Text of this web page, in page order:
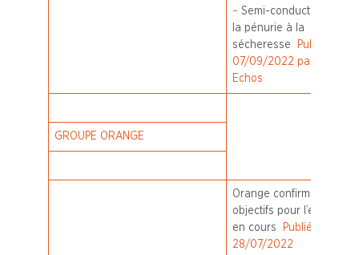
– Semi-conducteurs, de
la pénurie à la
sécheresse
Publié le
07/09/2022 par Les
Echos
GROUPE ORANGE
Orange confirme ses
objectifs pour l’exercice
en cours Publié le
28/07/2022